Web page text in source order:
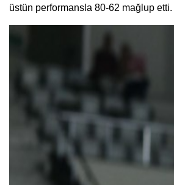
üstün performansla 80-62 mağlup etti.